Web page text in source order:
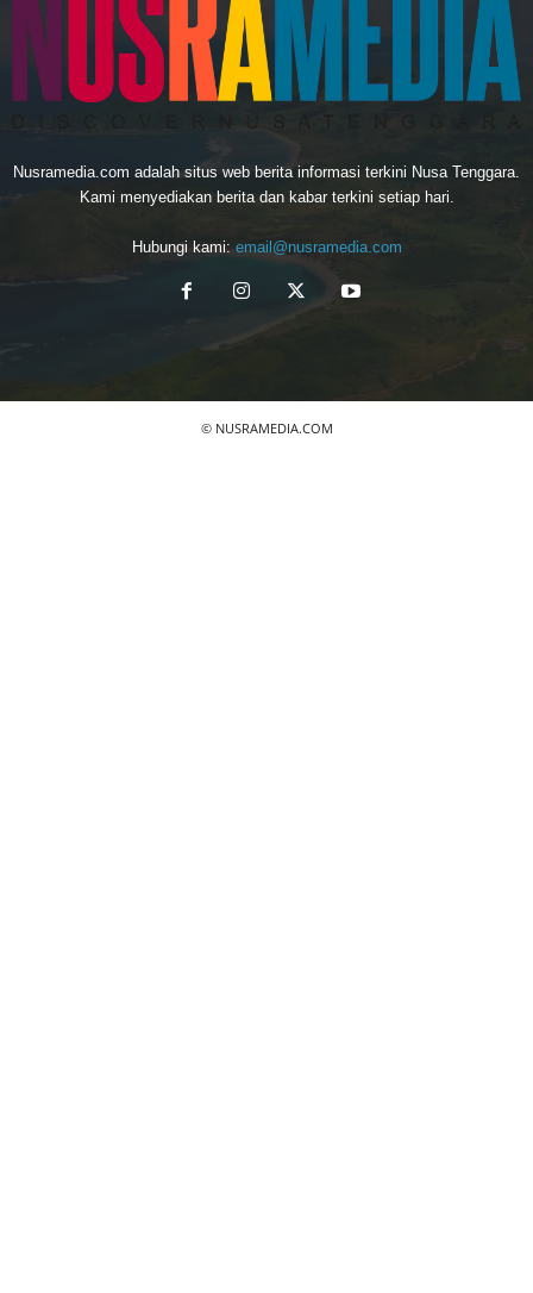
Nusramedia.com adalah situs web berita informasi terkini Nusa Tenggara.
Kami menyediakan berita dan kabar terkini setiap hari.
Hubungi kami: email@nusramedia.com
© NUSRAMEDIA.COM